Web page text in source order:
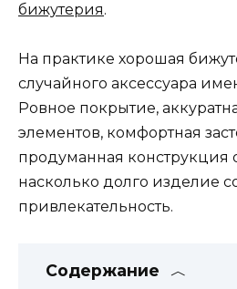
бижутерия.
На практике хорошая
случайного аксессуара
Ровное покрытие,
элементов, комфортная
продуманная конструкция
насколько долго изделие
привлекательность.
Содержание